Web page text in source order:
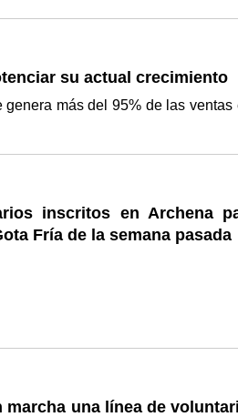
su actual crecimiento
más del 95% de las
inscritos en Archena
Fría de la semana pasada
marcha una línea de